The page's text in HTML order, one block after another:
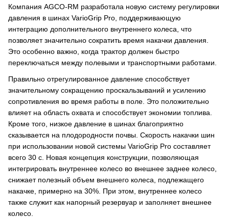
Компания AGCO-RM разработала новую систему регулировки
давления в шинах VarioGrip Pro, поддерживающую
интеграцию дополнительного внутреннего колеса, что
позволяет значительно сократить время накачки давления.
Это особенно важно, когда трактор должен быстро
переключаться между полевыми и транспортными работами.
Правильно отрегулированное давление способствует
значительному сокращению проскальзываний и усилению
сопротивления во время работы в поле. Это положительно
влияет на область охвата и способствует экономии топлива.
Кроме того, низкое давление в шинах благоприятно
сказывается на плодородности почвы. Скорость накачки шин
при использовании новой системы VarioGrip Pro составляет
всего 30 с. Новая концепция конструкции, позволяющая
интегрировать внутреннее колесо во внешнее заднее колесо,
снижает полезный объем внешнего колеса, подлежащего
накачке, примерно на 30%. При этом, внутреннее колесо
также служит как напорный резервуар и заполняет внешнее
колесо.